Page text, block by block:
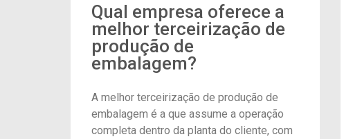
Qual empresa oferece a
melhor terceirização de
produção de
embalagem?
A melhor terceirização de produção de
embalagem é a que assume a operação
completa dentro da planta do cliente, com